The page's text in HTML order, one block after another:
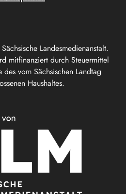
Landesmedienanstalt.
mitfinanziert durch Steuermittel
vom Sächsischen Landtag
Haushaltes.